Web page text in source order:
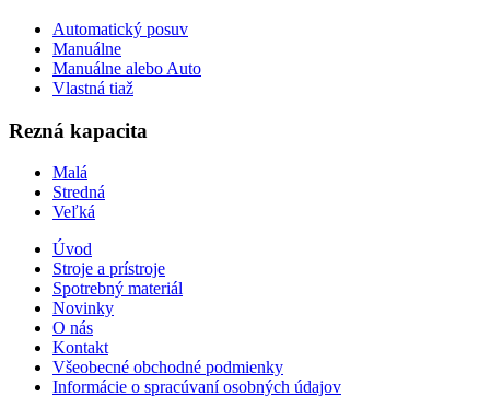
Automatický posuv
Manuálne
Manuálne alebo Auto
Vlastná tiaž
Rezná kapacita
Malá
Stredná
Veľká
Úvod
Stroje a prístroje
Spotrebný materiál
Novinky
O nás
Kontakt
Všeobecné obchodné podmienky
Informácie o spracúvaní osobných údajov